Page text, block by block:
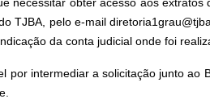
TJBA, pelo e-mail
da conta judicial onde foi
por intermediar a solicitação junto ao